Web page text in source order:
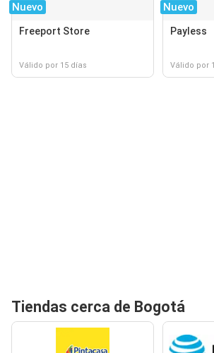
Nuevo
Freeport Store
Válido por 15 días
Nuevo
Payless
Válido por
Tiendas cerca de Bogotá